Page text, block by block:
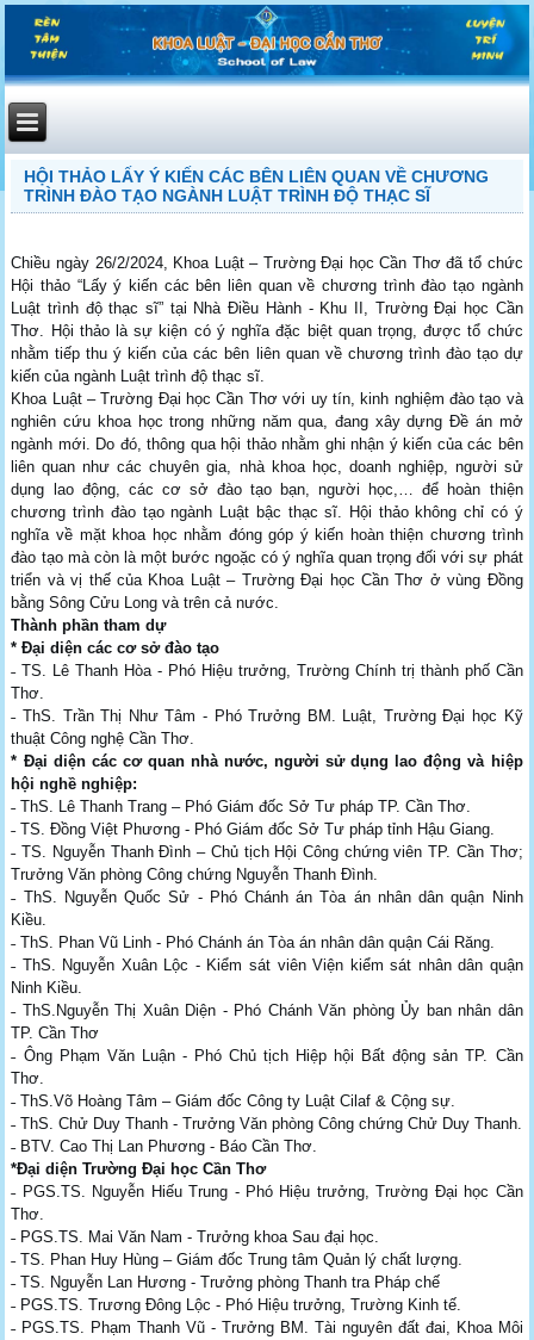
HỘI THẢO LẤY Ý KIẾN CÁC BÊN LIÊN QUAN VỀ CHƯƠNG
TRÌNH ĐÀO TẠO NGÀNH LUẬT TRÌNH ĐỘ THẠC SĨ
Chiều ngày 26/2/2024, Khoa Luật – Trường Đại học Cần Thơ đã tổ chức
Hội thảo “Lấy ý kiến các bên liên quan về chương trình đào tạo ngành
Luật trình độ thạc sĩ” tại Nhà Điều Hành - Khu II, Trường Đại học Cần
Thơ. Hội thảo là sự kiện có ý nghĩa đặc biệt quan trọng, được tổ chức
nhằm tiếp thu ý kiến của các bên liên quan về chương trình đào tạo dự
kiến của ngành Luật trình độ thạc sĩ.
Khoa Luật – Trường Đại học Cần Thơ với uy tín, kinh nghiệm đào tạo và
nghiên cứu khoa học trong những năm qua, đang xây dựng Đề án mở
ngành mới. Do đó, thông qua hội thảo nhằm ghi nhận ý kiến của các bên
liên quan như các chuyên gia, nhà khoa học, doanh nghiệp, người sử
dụng lao động, các cơ sở đào tạo bạn, người học,… để hoàn thiện
chương trình đào tạo ngành Luật bậc thạc sĩ. Hội thảo không chỉ có ý
nghĩa về mặt khoa học nhằm đóng góp ý kiến hoàn thiện chương trình
đào tạo mà còn là một bước ngoặc có ý nghĩa quan trọng đối với sự phát
triển và vị thế của Khoa Luật – Trường Đại học Cần Thơ ở vùng Đồng
bằng Sông Cửu Long và trên cả nước.
Thành phần tham dự
* Đại diện các cơ sở đào tạo
˗ TS. Lê Thanh Hòa - Phó Hiệu trưởng, Trường Chính trị thành phố Cần
Thơ.
˗ ThS. Trần Thị Như Tâm - Phó Trưởng BM. Luật, Trường Đại học Kỹ
thuật Công nghệ Cần Thơ.
* Đại diện các cơ quan nhà nước, người sử dụng lao động và hiệp
hội nghề nghiệp:
˗ ThS. Lê Thanh Trang – Phó Giám đốc Sở Tư pháp TP. Cần Thơ.
˗ TS. Đồng Việt Phương - Phó Giám đốc Sở Tư pháp tỉnh Hậu Giang.
˗ TS. Nguyễn Thanh Đình – Chủ tịch Hội Công chứng viên TP. Cần Thơ;
Trưởng Văn phòng Công chứng Nguyễn Thanh Đình.
˗ ThS. Nguyễn Quốc Sử - Phó Chánh án Tòa án nhân dân quận Ninh
Kiều.
˗ ThS. Phan Vũ Linh - Phó Chánh án Tòa án nhân dân quận Cái Răng.
˗ ThS. Nguyễn Xuân Lộc - Kiểm sát viên Viện kiểm sát nhân dân quận
Ninh Kiều.
˗ ThS.Nguyễn Thị Xuân Diện - Phó Chánh Văn phòng Ủy ban nhân dân
TP. Cần Thơ
˗ Ông Phạm Văn Luận - Phó Chủ tịch Hiệp hội Bất động sản TP. Cần
Thơ.
˗ ThS.Võ Hoàng Tâm – Giám đốc Công ty Luật Cilaf & Cộng sự.
˗ ThS. Chử Duy Thanh - Trưởng Văn phòng Công chứng Chử Duy Thanh.
˗ BTV. Cao Thị Lan Phương - Báo Cần Thơ.
*Đại diện Trường Đại học Cần Thơ
˗ PGS.TS. Nguyễn Hiếu Trung - Phó Hiệu trưởng, Trường Đại học Cần
Thơ.
˗ PGS.TS. Mai Văn Nam - Trưởng khoa Sau đại học.
˗ TS. Phan Huy Hùng – Giám đốc Trung tâm Quản lý chất lượng.
˗ TS. Nguyễn Lan Hương - Trưởng phòng Thanh tra Pháp chế
˗ PGS.TS. Trương Đông Lộc - Phó Hiệu trưởng, Trường Kinh tế.
˗ PGS.TS. Phạm Thanh Vũ - Trưởng BM. Tài nguyên đất đai, Khoa Môi